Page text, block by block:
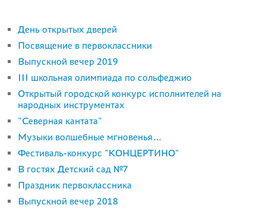
День открытых дверей
Посвящение в первоклассники
Выпускной вечер 2019
III школьная олимпиада по сольфеджио
Открытый городской конкурс исполнителей на
народных инструментах
"Северная кантата"
Музыки волшебные мгновенья…
Фестиваль-конкурс "КОНЦЕРТИНО"
В гостях Детский сад №7
Праздник первоклассника
Выпускной вечер 2018